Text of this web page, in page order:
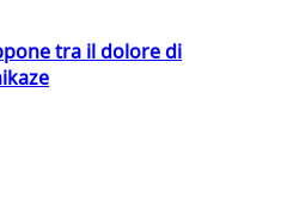
tra il dolore di